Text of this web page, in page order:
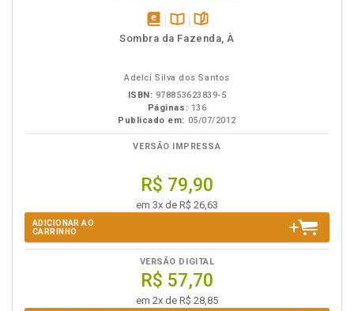
disponívelDisponível
páginas
Sombra da Fazenda, À
Adelci Silva dos Santos
ISBN: 978853623839-5
Páginas: 136
Publicado em: 05/07/2012
VERSÃO IMPRESSA
R$ 79,90
em 3x de R$ 26,63
ADICIONAR AO
CARRINHO
VERSÃO DIGITAL
R$ 57,70
em 2x de R$ 28,85